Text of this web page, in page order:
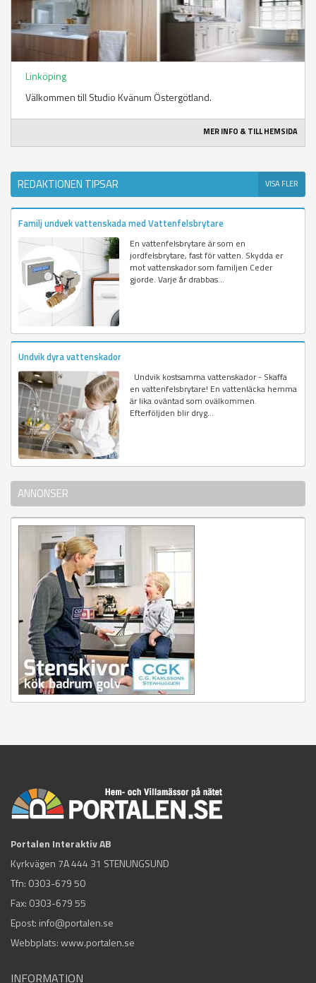
Linköping
Välkommen till Studio Kvänum Östergötland.
MER INFO & TILL HEMSIDA
REDAKTIONEN TIPSAR VISA FLER
Familj undvek vattenskada med Vattenfelsbrytare
En vattenfelsbrytare är som en
jordfelsbrytare, fast för vatten. Skydda er
mot vattenskador som familjen Ceder
gjorde. Varje år drabbas...
Undvik dyra vattenskador
Undvik kostsamma vattenskador - Skaffa
en vattenfelsbrytare! En vattenläcka hemma
är lika oväntad som ovälkommen.
Efterföljden blir dryg...
ANNONSER
Portalen Interaktiv AB
Kyrkvägen 7A 444 31 STENUNGSUND
Tfn: 0303-679 50
Fax: 0303-679 55
Epost: info@portalen.se
Webbplats: www.portalen.se
INFORMATION